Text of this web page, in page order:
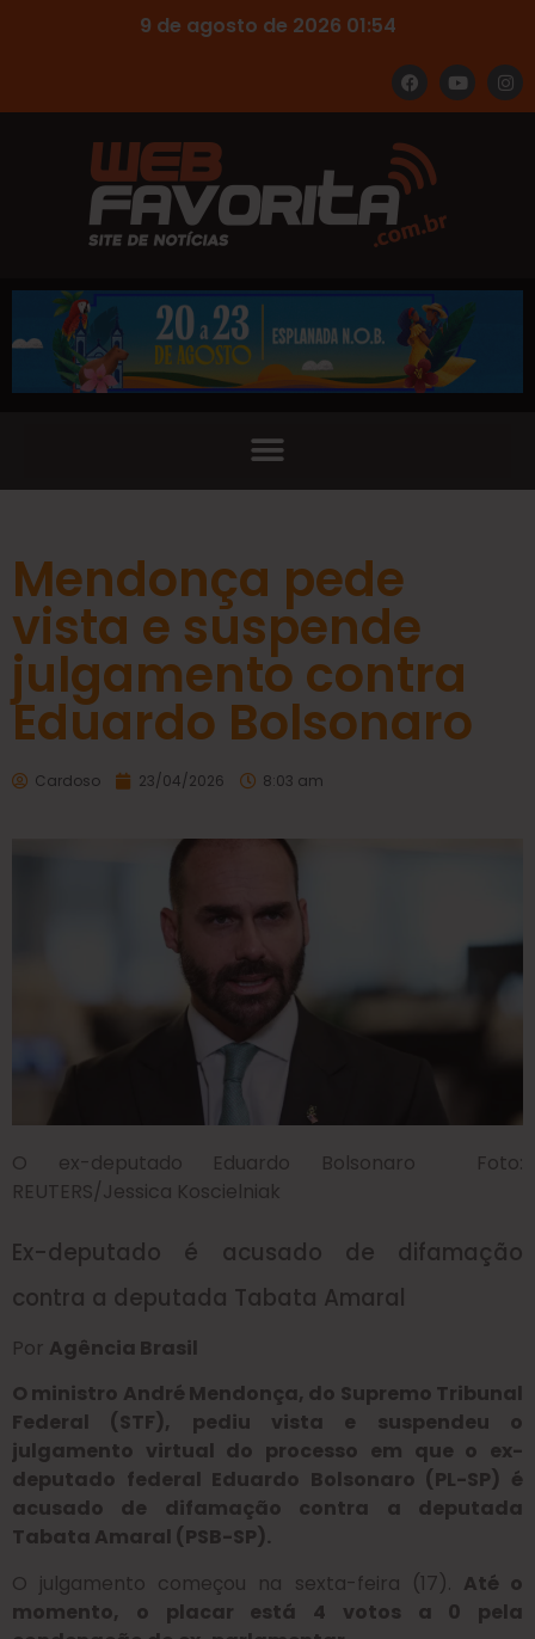
9 de agosto de 2026 01:54
Mendonça pede
vista e suspende
julgamento contra
Eduardo Bolsonaro
Cardoso 23/04/2026 8:03 am
O ex-deputado Eduardo Bolsonaro Foto:
REUTERS/Jessica Koscielniak
Ex-deputado é acusado de difamação
contra a deputada Tabata Amaral
Por Agência Brasil
O ministro André Mendonça, do Supremo Tribunal
Federal (STF), pediu vista e suspendeu o
julgamento virtual do processo em que o ex-
deputado federal Eduardo Bolsonaro (PL-SP) é
acusado de difamação contra a deputada
Tabata Amaral (PSB-SP).
O julgamento começou na sexta-feira (17). Até o
momento, o placar está 4 votos a 0 pela